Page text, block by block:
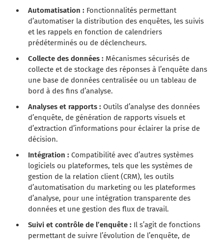
Automatisation : Fonctionnalités permettant
d’automatiser la distribution des enquêtes, les suivis
et les rappels en fonction de calendriers
prédéterminés ou de déclencheurs.
Collecte des données : Mécanismes sécurisés de
collecte et de stockage des réponses à l’enquête dans
une base de données centralisée ou un tableau de
bord à des fins d’analyse.
Analyses et rapports :Outils d’analyse des données
d’enquête, de génération de rapports visuels et
d’extraction d’informations pour éclairer la prise de
décision.
Intégration : Compatibilité avec d’autres systèmes
logiciels ou plateformes, tels que les systèmes de
gestion de la relation client (CRM), les outils
d’automatisation du marketing ou les plateformes
d’analyse, pour une intégration transparente des
données et une gestion des flux de travail.
Suivi et contrôle de l’enquête : Il s’agit de fonctions
permettant de suivre l’évolution de l’enquête, de